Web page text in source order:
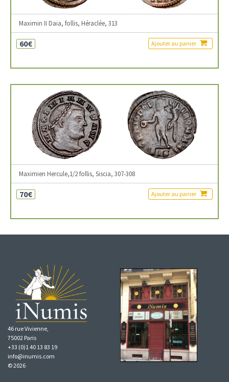
Maximin II Daia, follis, Héraclée, 313
60€ Ajouter au panier
Maximien Hercule,1/2 follis, Siscia, 307-308
70€ Ajouter au panier
46 rue Vivienne,
75002 Paris
+33 (0)1 40 13 83 19
info@inumis.com
© 2026